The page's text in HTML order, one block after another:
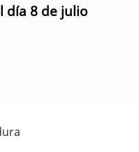
día 8 de julio